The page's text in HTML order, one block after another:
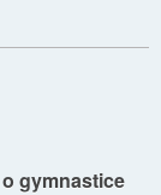
gymnastice